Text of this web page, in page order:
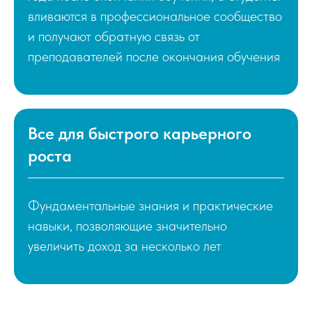
вливаются в профессиональное сообщество
и получают обратную связь от
преподавателей после окончания обучения
Все для быстрого карьерного
роста
Фундаментальные знания и практические
навыки, позволяющие значительно
увеличить доход за несколько лет
МФТИ №1 среди
технических вузов
России
Нам есть, чем гордиться